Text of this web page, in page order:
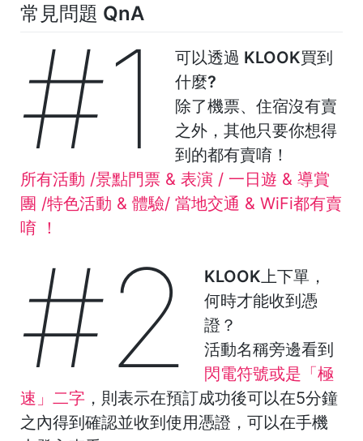
常見問題 QnA
#1
可以透過 KLOOK買到
什麼?
除了機票、住宿沒有賣
之外，其他只要你想得
到的都有賣唷！
所有活動 /景點門票 & 表演 / 一日遊 & 導賞
團 /特色活動 & 體驗/ 當地交通 & WiFi都有賣
唷 ！
#2
KLOOK上下單，
何時才能收到憑
證？
活動名稱旁邊看到
閃電符號或是「極
速」二字 ，則表示在預訂成功後可以在5分鐘
之內得到確認並收到使用憑證，可以在手機